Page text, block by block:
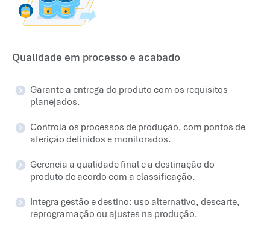
Qualidade em processo e acabado
Garante a entrega do produto com os requisitos
planejados.
Controla os processos de produção, com pontos de
aferição definidos e monitorados.
Gerencia a qualidade final e a destinação do
produto de acordo com a classificação.
Integra gestão e destino: uso alternativo, descarte,
reprogramação ou ajustes na produção.